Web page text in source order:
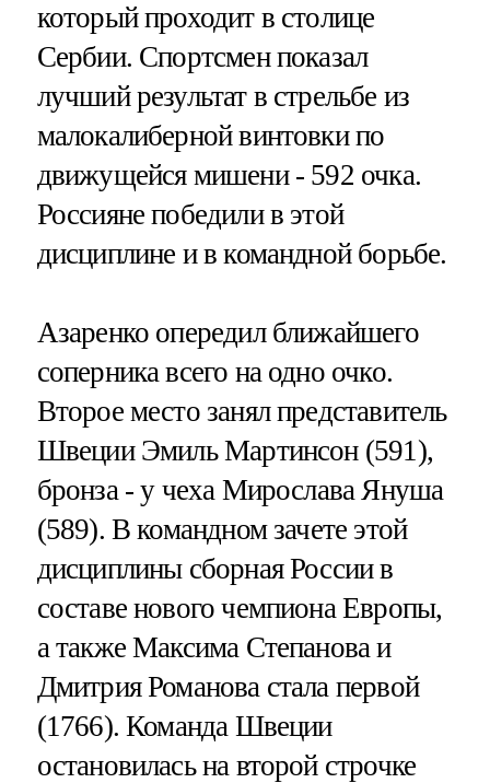
который проходит в столице
Сербии. Спортсмен показал
лучший результат в стрельбе из
малокалиберной винтовки по
движущейся мишени - 592 очка.
Россияне победили в этой
дисциплине и в командной борьбе.
Азаренко опередил ближайшего
соперника всего на одно очко.
Второе место занял представитель
Швеции Эмиль Мартинсон (591),
бронза - у чеха Мирослава Януша
(589). В командном зачете этой
дисциплины сборная России в
составе нового чемпиона Европы,
а также Максима Степанова и
Дмитрия Романова стала первой
(1766). Команда Швеции
остановилась на второй строчке